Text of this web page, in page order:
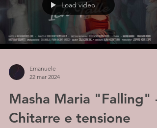
Load video
Emanuele
22 mar 2024
Masha Maria "Falling" -
Chitarre e tensione